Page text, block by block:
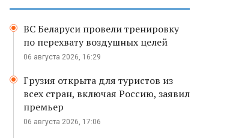
ВС Беларуси провели тренировку
по перехвату воздушных целей
06 августа 2026, 16:29
Грузия открыта для туристов из
всех стран, включая Россию, заявил
премьер
06 августа 2026, 17:06